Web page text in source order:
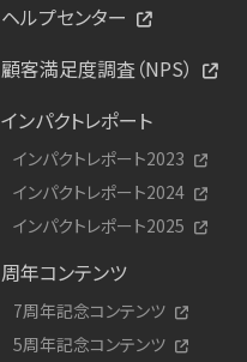
ヘルプセンター
顧客満足度調査（NPS）
インパクトレポート
インパクトレポート2023
インパクトレポート2024
インパクトレポート2025
周年コンテンツ
7周年記念コンテンツ
5周年記念コンテンツ